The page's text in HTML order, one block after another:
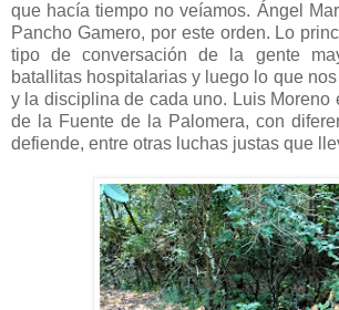
que hacía tiempo no veíamos. Ángel
Pancho Gamero, por este orden. Lo
tipo de conversación de la gente
batallitas hospitalarias y luego lo que
y la disciplina de cada uno. Luis Moreno
de la Fuente de la Palomera, con
defiende, entre otras luchas justas que